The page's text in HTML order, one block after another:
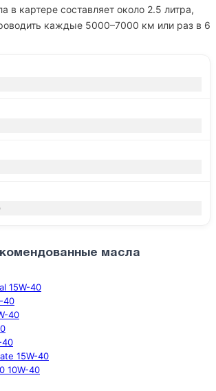
в картере составляет около 2.5 литра,
каждые 5000–7000 км или раз в 6
масла
15W-40
40
40
40
15W-40
10W-40